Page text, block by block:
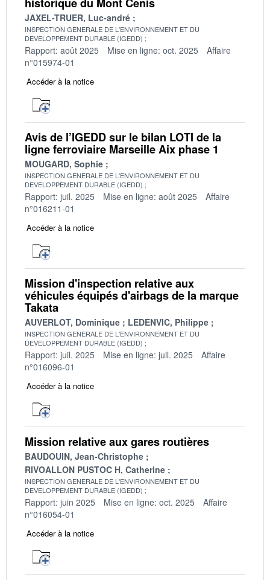
JAXEL-TRUER, Luc-andré
INSPECTION GENERALE DE L'ENVIRONNEMENT ET DU
DEVELOPPEMENT DURABLE (IGEDD)
Rapport: août 2025 Mise en ligne: oct. 2025
Affaire
n°015974-01
Accéder à la notice
Avis de l’IGEDD sur le bilan LOTI de la
ligne ferroviaire Marseille Aix phase 1
MOUGARD, Sophie
INSPECTION GENERALE DE L'ENVIRONNEMENT ET DU
DEVELOPPEMENT DURABLE (IGEDD)
Rapport: juil. 2025 Mise en ligne: août 2025
Affaire
n°016211-01
Accéder à la notice
Mission d'inspection relative aux
véhicules équipés d'airbags de la marque
Takata
AUVERLOT, Dominique LEDENVIC, Philippe
INSPECTION GENERALE DE L'ENVIRONNEMENT ET DU
DEVELOPPEMENT DURABLE (IGEDD)
Rapport: juil. 2025 Mise en ligne: juil. 2025
Affaire
n°016096-01
Accéder à la notice
Mission relative aux gares routières
BAUDOUIN, Jean-Christophe
RIVOALLON PUSTOC H, Catherine
INSPECTION GENERALE DE L'ENVIRONNEMENT ET DU
DEVELOPPEMENT DURABLE (IGEDD)
Rapport: juin 2025 Mise en ligne: oct. 2025
Affaire
n°016054-01
Accéder à la notice